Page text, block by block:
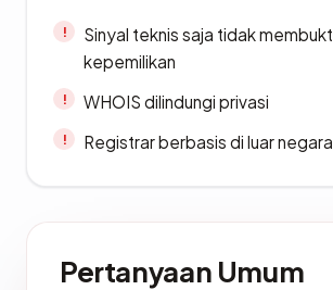
Sinyal teknis saja tidak
kepemilikan
WHOIS dilindungi privasi
Registrar berbasis di luar
Pertanyaan Umum